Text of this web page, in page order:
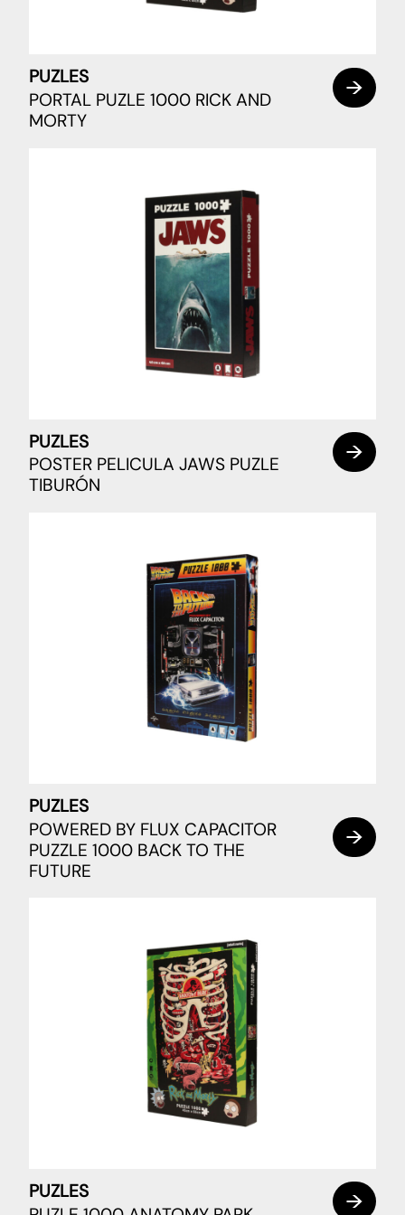
PUZLES
PORTAL PUZLE 1000 RICK AND
MORTY
PUZLES
POSTER PELICULA JAWS PUZLE
TIBURÓN
PUZLES
POWERED BY FLUX CAPACITOR
PUZZLE 1000 BACK TO THE
FUTURE
PUZLES